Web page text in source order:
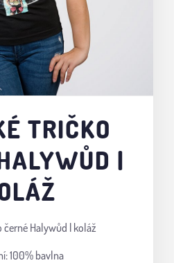
TRIČKO
|
černé Halywůd | koláž
100% bavlna